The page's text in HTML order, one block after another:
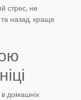
стрес, не
та назад, краще
домашніх